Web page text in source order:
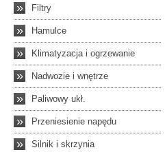
» Filtry
» Hamulce
» Klimatyzacja i ogrzewanie
» Nadwozie i wnętrze
» Paliwowy ukł.
» Przeniesienie napędu
» Silnik i skrzynia